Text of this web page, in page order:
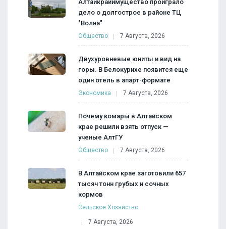
Алтайкрайимущество проиграло
дело о долгострое в районе ТЦ
"Волна"
Общество 7 Августа, 2026
Двухуровневые юниты и вид на
горы. В Белокурихе появится еще
один отель в апарт-формате
Экономика 7 Августа, 2026
Почему комары в Алтайском
крае решили взять отпуск —
ученые АлтГУ
Общество 7 Августа, 2026
В Алтайском крае заготовили 657
тысяч тонн грубых и сочных
кормов
Сельское Хозяйство
7 Августа, 2026